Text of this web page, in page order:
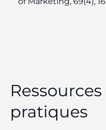
pratiques